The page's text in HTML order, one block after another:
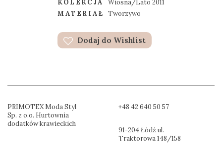
KOLEKCJA
Wiosna/Lato 2011
MATERIAŁ
Tworzywo
Dodaj do Wishlist
PRIMOTEX Moda Styl
Sp. z o.o. Hurtownia
dodatków krawieckich
+48 42 640 50 57
91-204 Łódź ul.
Traktorowa 148/158